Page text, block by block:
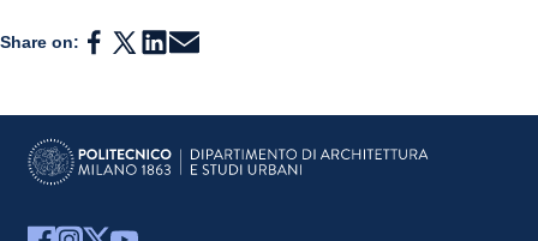
Share on: